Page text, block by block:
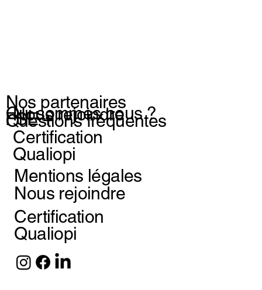
Nous rejoindre
Certification
Qualiopi
Nos partenaires
Questions fréquentes
Qui sommes nous ?
FSE +
Nous rejoindre
Certification
Qualiopi
Mentions légales